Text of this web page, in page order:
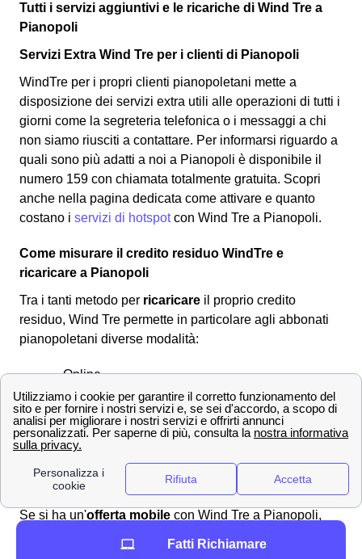
Tutti i servizi aggiuntivi e le ricariche di Wind Tre a
Pianopoli
Servizi Extra Wind Tre per i clienti di Pianopoli
WindTre per i propri clienti pianopoletani mette a
disposizione dei servizi extra utili alle operazioni di tutti i
giorni come la segreteria telefonica o i messaggi a chi
non siamo riusciti a contattare. Per informarsi riguardo a
quali sono più adatti a noi a Pianopoli è disponibile il
numero 159 con chiamata totalmente gratuita. Scopri
anche nella pagina dedicata come attivare e quanto
costano i servizi di hotspotcon Wind Tre a Pianopoli.
Come misurare il credito residuo WindTre e
ricaricare a Pianopoli
Tra i tanti metodo per ricaricare il proprio credito
residuo, Wind Tre permette in particolare agli abbonati
pianopoletani diverse modalità:
Online
Presso rivenditori autorizzati
Allo sportello del bancomat
Attraverso l'homebanking dalla propria casa
a Pianopoli
Ricaricare la propria SIM online
Se si ha un'offerta mobile con Wind Tre a Pianopoli,
residuo su internet senza scomodarsi. Ecco la
Fatti Richiamare